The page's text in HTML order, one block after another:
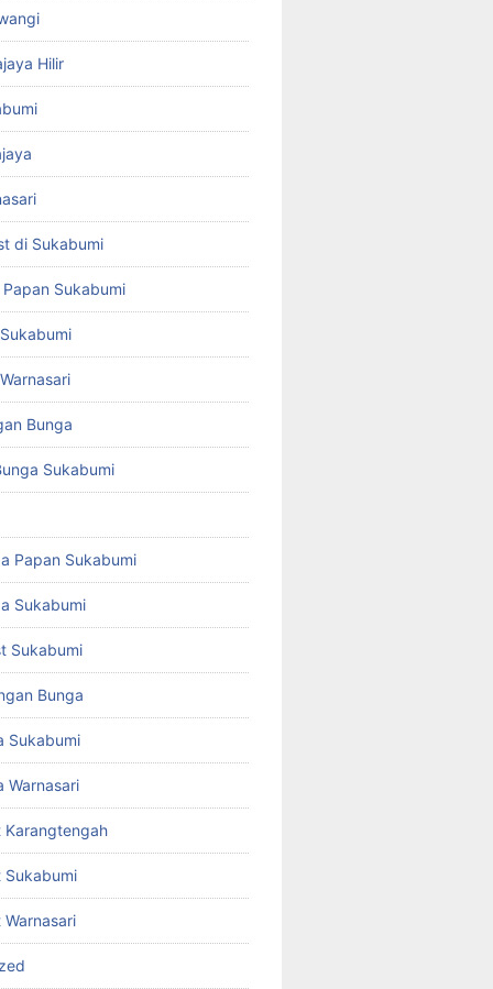
Hilir
di Sukabumi
Sukabumi
Bunga
Sukabumi
Papan Sukabumi
Sukabumi
Sukabumi
Bunga
Sukabumi
Warnasari
Karangtengah
Sukabumi
Warnasari